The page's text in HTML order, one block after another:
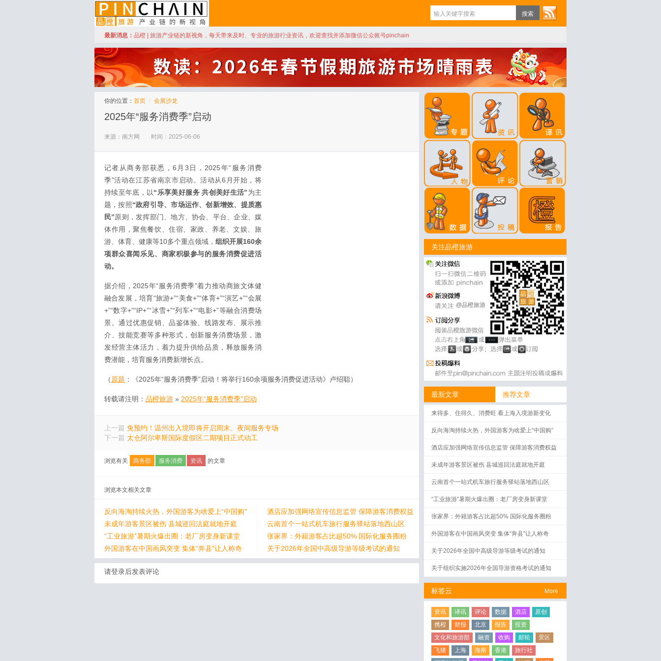
品橙旅游
最新消息： 品橙 | 旅游产业链的新视角，每天带来及时、专业的旅游行业资讯，欢迎查找并添加微信公众账号pinchain
你的位置： 首页 > 会展沙龙
2025年“服务消费季”启动
来源：南方网 时间：2025-06-06
记者从商务部获悉，6月3日，2025年“服务消费
季”活动在江苏省南京市启动。活动从6月开始，将
持续至年底，以“乐享美好服务 共创美好生活”为主
题，按照“政府引导、市场运作、创新增效、提质惠
民”原则，发挥部门、地方、协会、平台、企业、媒
体作用，聚焦餐饮、住宿、家政、养老、文娱、旅
游、体育、健康等10多个重点领域， 组织开展160余
项群众喜闻乐见、商家积极参与的服务消费促进活
动。
据介绍，2025年“服务消费季”着力推动商旅文体健
融合发展，培育“旅游+”“美食+”“体育+”“演艺+”“会展
+”“数字+”“IP+”“冰雪+”“列车+”“电影+”等融合消费场
景。通过优惠促销、品鉴体验、线路发布、展示推
介、技能竞赛等多种形式，创新服务消费场景，激
发经营主体活力，着力提升供给品质，释放服务消
费潜能，培育服务消费新增长点。
（ 原题 ：《2025年“服务消费季”启动！将举行160余项服务消费促进活动》卢绍聪）
转载请注明： 品橙旅游 » 2025年“服务消费季”启动
上一篇 免预约！温州出入境即将开启周末、夜间服务专场
下一篇 太仓阿尔卑斯国际度假区二期项目正式动工
浏览有关 商务部 服务消费 资讯 的文章
浏览本文相关文章
反向海淘持续火热，外国游客为啥爱上“中国购”
酒店应加强网络宣传信息监管 保障游客消费权益
未成年游客景区被伤 县城巡回法庭就地开庭
云南首个一站式机车旅行服务驿站落地西山区
“工业旅游”暑期火爆出圈：老厂房变身新课堂
张家界：外籍游客占比超50% 国际化服务圈粉
外国游客在中国画风突变 集体“奔县”让人称奇
关于2026年全国中高级导游等级考试的通知
请登录后发表评论
关注品橙旅游
@品橙旅游
最新文章 推荐文章
来得多、住得久、消费旺 看上海入境游新变化
反向海淘持续火热，外国游客为啥爱上“中国购”
酒店应加强网络宣传信息监管 保障游客消费权益
未成年游客景区被伤 县城巡回法庭就地开庭
云南首个一站式机车旅行服务驿站落地西山区
“工业旅游”暑期火爆出圈：老厂房变身新课堂
张家界：外籍游客占比超50% 国际化服务圈粉
外国游客在中国画风突变 集体“奔县”让人称奇
关于2026年全国中高级导游等级考试的通知
关于组织实施2026年全国导游资格考试的通知
More
标签云
资讯 译讯 评论 数据 酒店
原创
携程
财报 北京 报告
投资
文化和旅游部
融资 收购 邮轮
景区
飞猪
上海 海南 香港
旅行社